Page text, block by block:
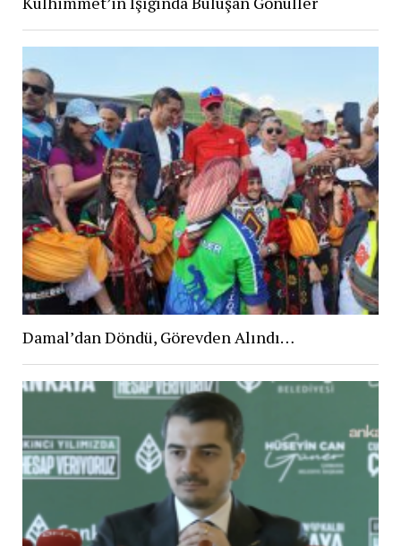
Damal’dan Döndü, Görevden Alındı…